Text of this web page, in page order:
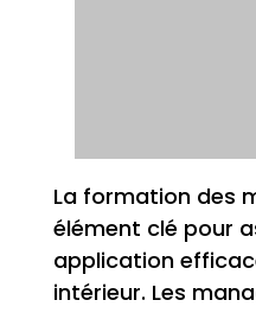
La formation des
élément clé pour
application
intérieur. Les